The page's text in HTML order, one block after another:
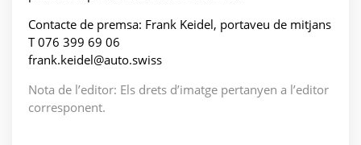
Contacte de premsa: Frank Keidel, portaveu de mitjans
T 076 399 69 06
frank.keidel@auto.swiss
Nota de l’editor: Els drets d’imatge pertanyen a l’editor
corresponent.